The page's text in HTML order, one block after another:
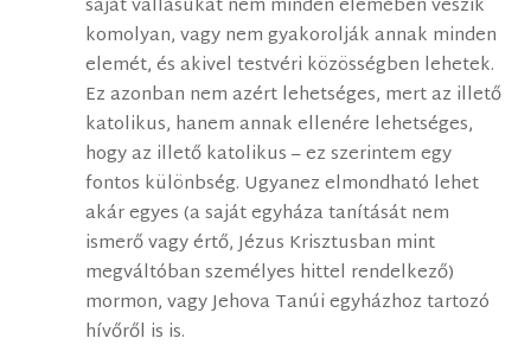
saját vallásukat nem minden elemében veszik
komolyan, vagy nem gyakorolják annak minden
elemét, és akivel testvéri közösségben lehetek.
Ez azonban nem azért lehetséges, mert az illető
katolikus, hanem annak ellenére lehetséges,
hogy az illető katolikus – ez szerintem egy
fontos különbség. Ugyanez elmondható lehet
akár egyes (a saját egyháza tanítását nem
ismerő vagy értő, Jézus Krisztusban mint
megváltóban személyes hittel rendelkező)
mormon, vagy Jehova Tanúi egyházhoz tartozó
hívőről is is.